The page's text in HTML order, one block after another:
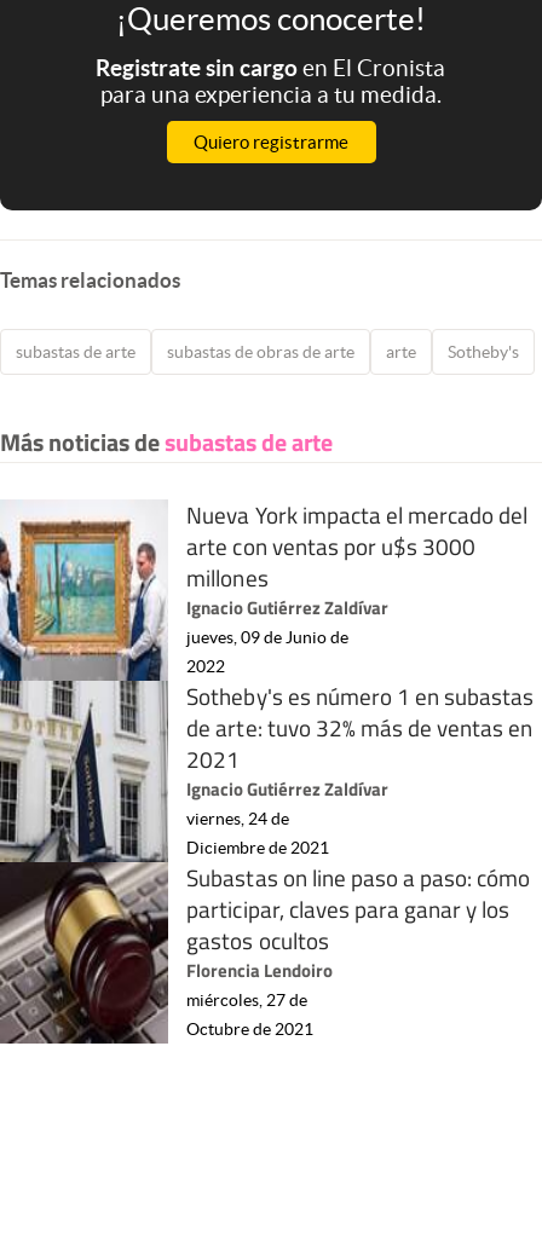
¡Queremos conocerte!
Registrate sin cargoen El Cronista
para una experiencia a tu medida.
Quiero registrarme
Temas relacionados
subastas de arte subastas de obras de arte arte Sotheby's
Más noticias desubastas de arte
Nueva York impacta el mercado del
arte con ventas por u$s 3000
millones
Ignacio Gutiérrez Zaldívar
jueves, 09 de Junio de
2022
Sotheby's es número 1 en subastas
de arte: tuvo 32% más de ventas en
2021
Ignacio Gutiérrez Zaldívar
viernes, 24 de
Diciembre de 2021
Subastas on line paso a paso: cómo
participar, claves para ganar y los
gastos ocultos
Florencia Lendoiro
miércoles, 27 de
Octubre de 2021